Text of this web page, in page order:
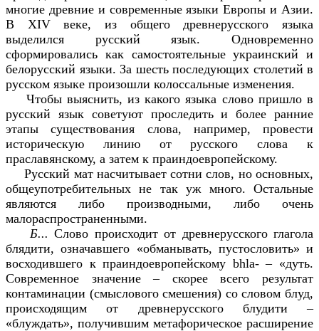
многие древние и современные языки Европы и Азии.
В XIV веке, из общего древнерусского языка
выделился русский язык. Одновременно
сформировались как самостоятельные украинский и
белорусский языки. За шесть последующих столетий в
русском языке произошли колоссальные изменения.
Чтобы выяснить, из какого языка слово пришло в
русский язык советуют проследить и более ранние
этапы существования слова, например, провести
историческую линию от русского слова к
праславянскому, а затем к праиндоевропейскому.
Русский мат насчитывает сотни слов, но основных,
общеупотребительных не так уж много. Остальные
являются либо производными, либо очень
малораспространенными.
Б... Слово происходит от древнерусского глагола
блядити, означавшего «обманывать, пустословить» и
восходившего к праиндоевропейскому bhla- – «дуть.
Современное значение – скорее всего результат
контаминации (смыслового смешения) со словом блуд,
происходящим от древнерусского блудити –
«блуждать», получившим метафорическое расширение